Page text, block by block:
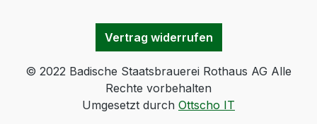
Vertrag widerrufen
© 2022 Badische Staatsbrauerei Rothaus AG Alle
Rechte vorbehalten
Umgesetzt durch Ottscho IT